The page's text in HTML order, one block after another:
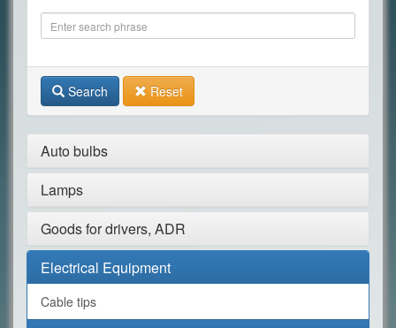
Search Reset
Auto bulbs
Lamps
Goods for drivers, ADR
Electrical Equipment
Cable tips